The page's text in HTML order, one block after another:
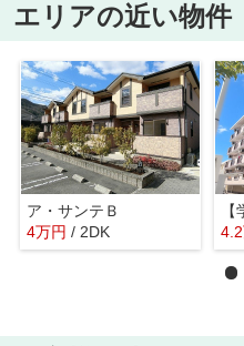
エリアの近い物件
ア・サンテＢ
4万円 / 2DK
4.2